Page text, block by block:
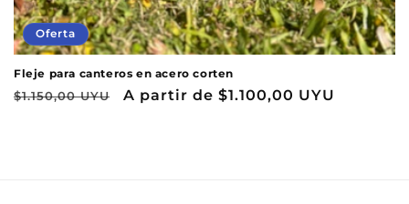
Oferta
Fleje para canteros en acero corten
Precio
$1.150,00 UYU
Precio
A partir de $1.100,00 UYU